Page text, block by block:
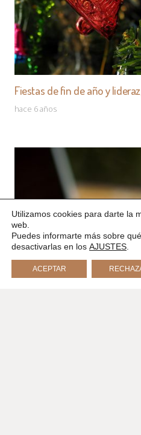
Fiestas de fin de año y
hace 6 años
Utilizamos cookies para darte la
web.
Puedes informarte más sobre
desactivarlas en los AJUSTES
ACEPTAR